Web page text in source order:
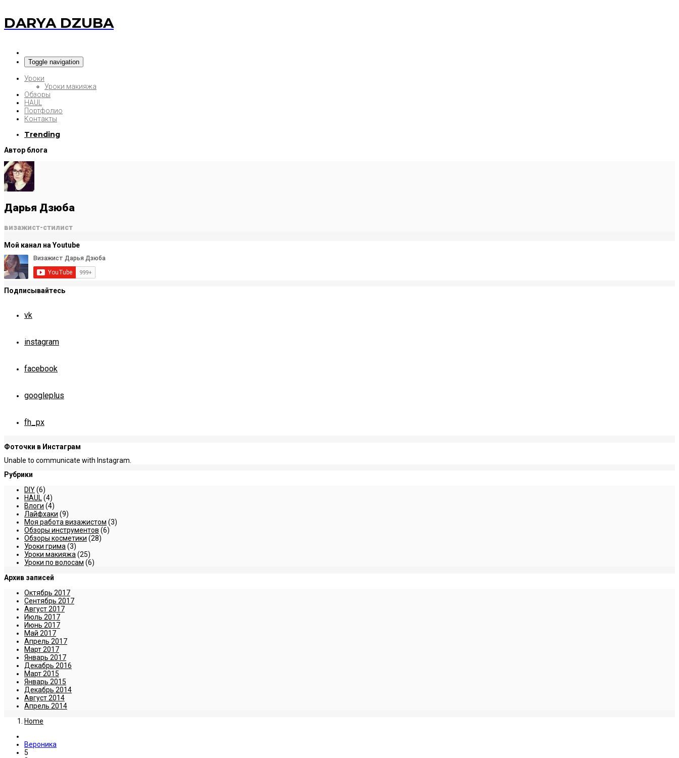
DARYA DZUBA
Toggle navigation
Уроки
Уроки макияжа
Обзоры
HAUL
Портфолио
Контакты
Trending
Автор блога
Дарья Дзюба
визажист-стилист
Мой канал на Youtube
Подписывайтесь
vk
instagram
facebook
googleplus
fh_px
Фоточки в Инстаграм
Unable to communicate with Instagram.
Рубрики
DIY(6)
HAUL (4)
Влоги (4)
Лайфхаки (9)
Моя работа визажистом (3)
Обзоры инструментов (6)
Обзоры косметики (28)
Уроки грима (3)
Уроки макияжа (25)
Уроки по волосам (6)
Архив записей
Октябрь 2017
Сентябрь 2017
Август 2017
Июль 2017
Июнь 2017
Май 2017
Апрель 2017
Март 2017
Январь 2017
Декабрь 2016
Март 2015
Январь 2015
Декабрь 2014
Август 2014
Апрель 2014
Home
Вероника
5